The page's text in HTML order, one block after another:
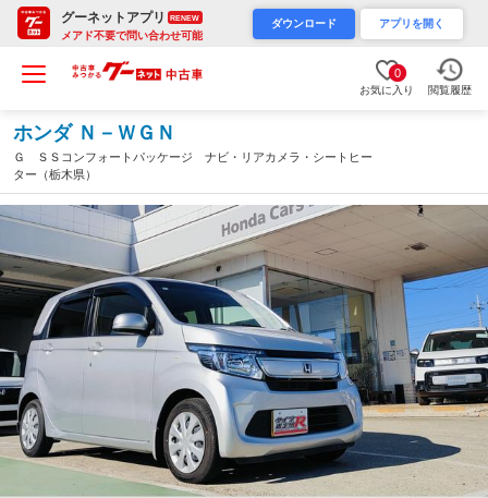
グーネットアプリ RENEW
メアド不要で問い合わせ可能
ダウンロード アプリを開く
0
お気に入り 閲覧履歴
ホンダ Ｎ－ＷＧＮ
Ｇ ＳＳコンフォートパッケージ ナビ・リアカメラ・シートヒー
ター（栃木県）